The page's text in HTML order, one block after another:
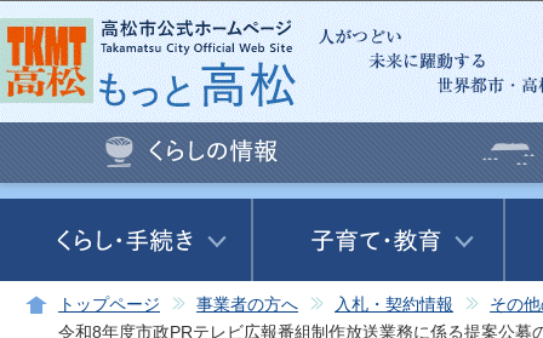
この
トップページ 事業者の方へ 入札・契約情報
その
令和8年度市政PRテレビ広報番組制作放送業務に係る提案公募